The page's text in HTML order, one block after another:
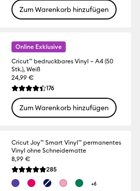
Zum Warenkorb hinzufügen
Online Exklusive
Cricut™ bedruckbares Vinyl – A4 (50
Stk.), Weiß
24,99 €
Die durchschnittliche Bewertung für
176Reviews
Zum Warenkorb hinzufügen
Cricut Joy™ Smart Vinyl™ permanentes
Vinyl ohne Schneidematte
8,99 €
Die durchschnittliche Bewertung für
285Reviews
+6